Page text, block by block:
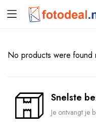
No products were found
Snelste
Je ontvangt je